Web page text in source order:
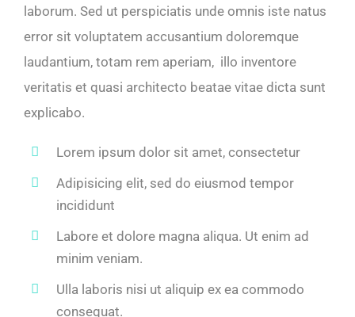
laborum. Sed ut perspiciatis unde omnis iste natus
error sit voluptatem accusantium doloremque
laudantium, totam rem aperiam, illo inventore
veritatis et quasi architecto beatae vitae dicta sunt
explicabo.
Lorem ipsum dolor sit amet, consectetur
Adipisicing elit, sed do eiusmod tempor
incididunt
Labore et dolore magna aliqua. Ut enim ad
minim veniam.
Ulla laboris nisi ut aliquip ex ea commodo
consequat.